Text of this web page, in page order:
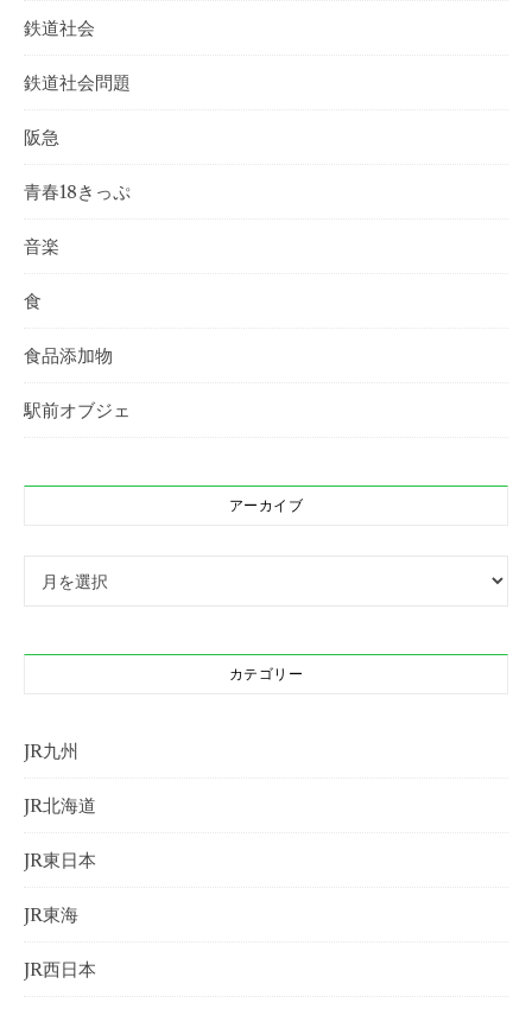
鉄道社会
鉄道社会問題
阪急
青春18きっぷ
音楽
食
食品添加物
駅前オブジェ
アーカイブ
アーカイブ
カテゴリー
JR九州
JR北海道
JR東日本
JR東海
JR西日本